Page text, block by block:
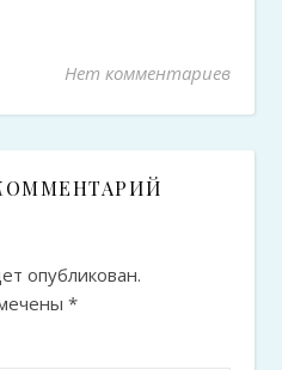
Нет комментариев
опубликован.
*